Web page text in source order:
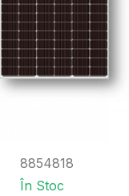
8854818
În Stoc